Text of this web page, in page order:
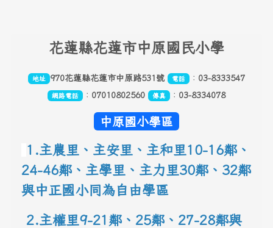
花蓮縣花蓮市中原國民小學
地址 970花蓮縣花蓮市中原路531號 電話 ： 03-8333547
網路電話 ： 07010802560 傳真 ： 03-8334078
中原國小學區
1.主農里、主安里、主和里10-16鄰 、
24-46鄰、主學里、主力里30鄰 、 32鄰
與中正國小同為自由學區
2.主權里9-21鄰、25鄰 、 27-28鄰與